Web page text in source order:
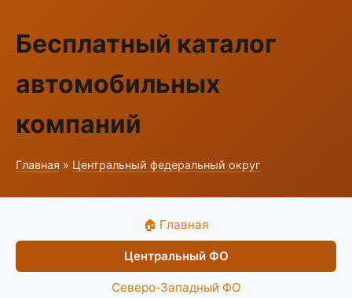
Бесплатный каталог
автомобильных
компаний
Главная » Центральный федеральный округ
🏠 Главная
Центральный ФО
Северо-Западный ФО